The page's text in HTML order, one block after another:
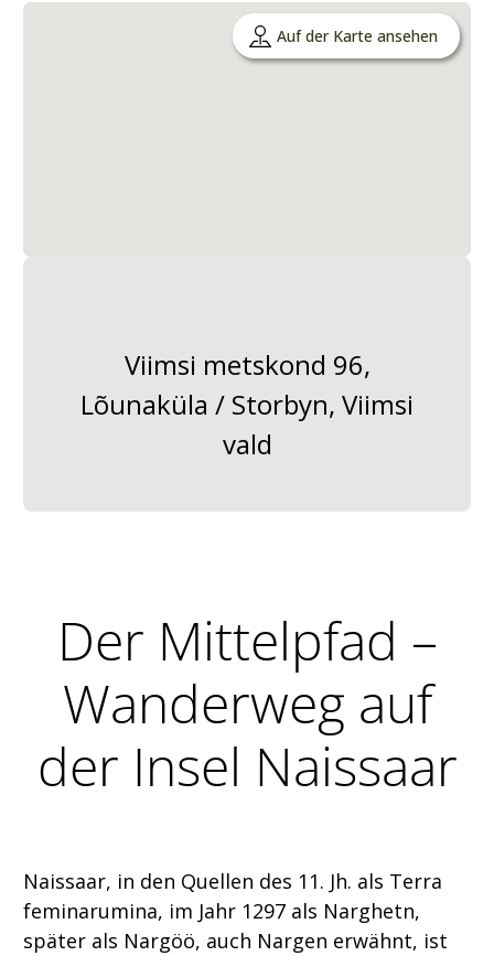
Auf der Karte ansehen
Viimsi metskond 96,
Lõunaküla / Storbyn, Viimsi
vald
Der Mittelpfad –
Wanderweg auf
der Insel Naissaar
Naissaar, in den Quellen des 11. Jh. als Terra
feminarumina, im Jahr 1297 als Narghetn,
später als Nargöö, auch Nargen erwähnt, ist